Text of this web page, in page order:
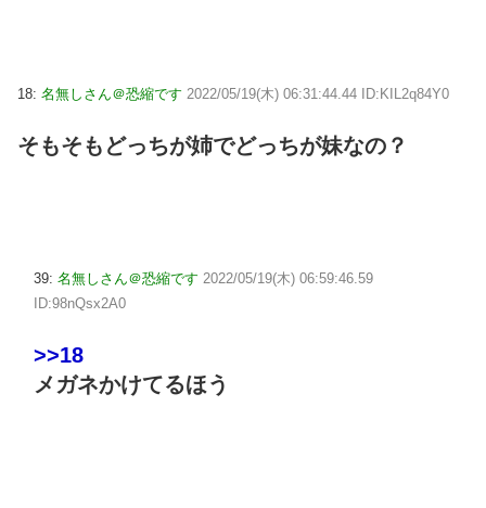
18: 名無しさん＠恐縮です 2022/05/19(木) 06:31:44.44 ID:KIL2q84Y0
そもそもどっちが姉でどっちが妹なの？
39: 名無しさん＠恐縮です 2022/05/19(木) 06:59:46.59
ID:98nQsx2A0
>>18
メガネかけてるほう